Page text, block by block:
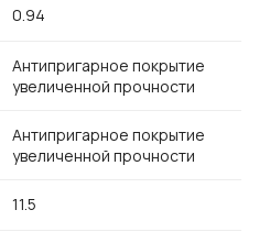
0.94
Антипригарное покрытие
увеличенной прочности
Антипригарное покрытие
увеличенной прочности
11.5